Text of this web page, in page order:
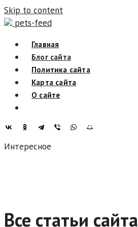
Skip to content
pets-feed
Главная
Блог сайта
Политика сайта
Карта сайта
О сайте
Интересное
Все статьи сайта